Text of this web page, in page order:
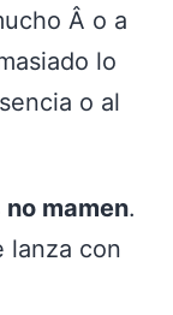
Â o a
lo
o al
no mamen.
lanza con